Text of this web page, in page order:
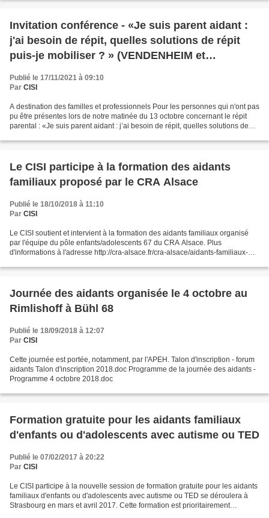
Invitation conférence - «Je suis parent aidant :
j'ai besoin de répit, quelles solutions de répit
puis-je mobiliser ? » (VENDENHEIM et
OBERHOFFEN SUR MODER/ CREJH-JPA67
Publié le 17/11/2021 à 09:10
Par CISI
A destination des familles et professionnels Pour les personnes qui n'ont pas
pu être présentes lors de notre matinée du 13 octobre concernant le répit
parental : «Je suis parent aidant : j’ai besoin de répit, quelles solutions de
Le CISI participe à la formation des aidants
familiaux proposé par le CRA Alsace
Publié le 18/10/2018 à 11:10
Par CISI
Le CISI soutient et intervient à la formation des aidants familiaux organisé
par l'équipe du pôle enfants/adolescents 67 du CRA Alsace. Plus
d'informations à l'adresse http://cra-alsace.fr/cra-alsace/aidants-familiaux-
Journée des aidants organisée le 4 octobre au
Rimlishoff à Bühl 68
Publié le 18/09/2018 à 12:07
Par CISI
Cette journée est portée, notamment, par l'APEH. Talon d'inscription - forum
aidants Talon d'inscription 2018.doc Programme de la journée des aidants -
Programme 4 octobre 2018.doc
Formation gratuite pour les aidants familiaux
d'enfants ou d'adolescents avec autisme ou TED
Publié le 07/02/2017 à 20:22
Par CISI
Le CISI participe à la nouvelle session de formation gratuite pour les aidants
familiaux d'enfants ou d'adolescents avec autisme ou TED se déroulera à
Strasbourg en mars et avril 2017. Cette formation est prioritairement